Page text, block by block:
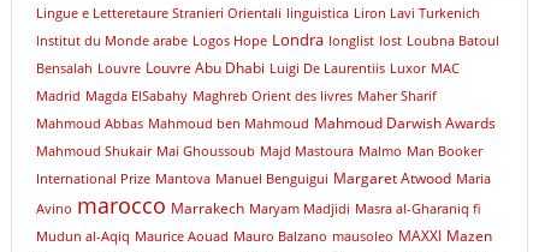
Lingue e Letteretaure Stranieri Orientali linguistica Liron Lavi Turkenich
lnstitut du Monde arabe Logos Hope Londra longlist lost Loubna Batoul
Bensalah Louvre Louvre Abu Dhabi Luigi De Laurentiis Luxor MAC
Madrid Magda ElSabahy Maghreb Orient des livres Maher Sharif
Mahmoud Abbas Mahmoud ben Mahmoud Mahmoud Darwish Awards
Mahmoud Shukair Mai Ghoussoub Majd Mastoura Malmo Man Booker
International Prize Mantova Manuel Benguigui Margaret Atwood Maria
Avino marocco Marrakech Maryam Madjidi Masra al-Gharaniq fi
Mudun al-Aqiq Maurice Aouad Mauro Balzano mausoleo MAXXI Mazen